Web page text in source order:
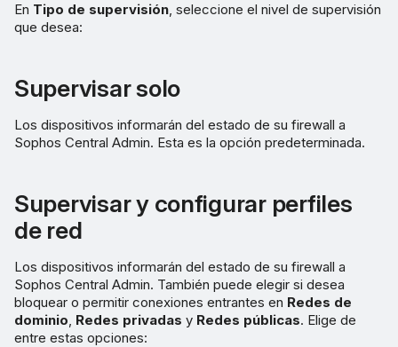
En Tipo de supervisión, seleccione el nivel de supervisión
que desea:
Supervisar solo
Los dispositivos informarán del estado de su firewall a
Sophos Central Admin. Esta es la opción predeterminada.
Supervisar y configurar perfiles
de red
Los dispositivos informarán del estado de su firewall a
Sophos Central Admin. También puede elegir si desea
bloquear o permitir conexiones entrantes en Redes de
dominio Redes privadas y Redes públicas. Elige de
entre estas opciones: